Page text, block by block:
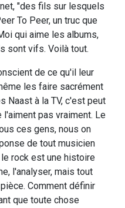
"des fils sur lesquels
To Peer, un truc que
qui aime les albums,
sont vifs. Voilà tout.
de ce qu'il leur
les faire sacrément
Naast à la TV, c'est peut
pas vraiment. Le
ces gens, nous on
de tout musicien
rock est une histoire
l'analyser, mais tout
Comment définir
que toute chose